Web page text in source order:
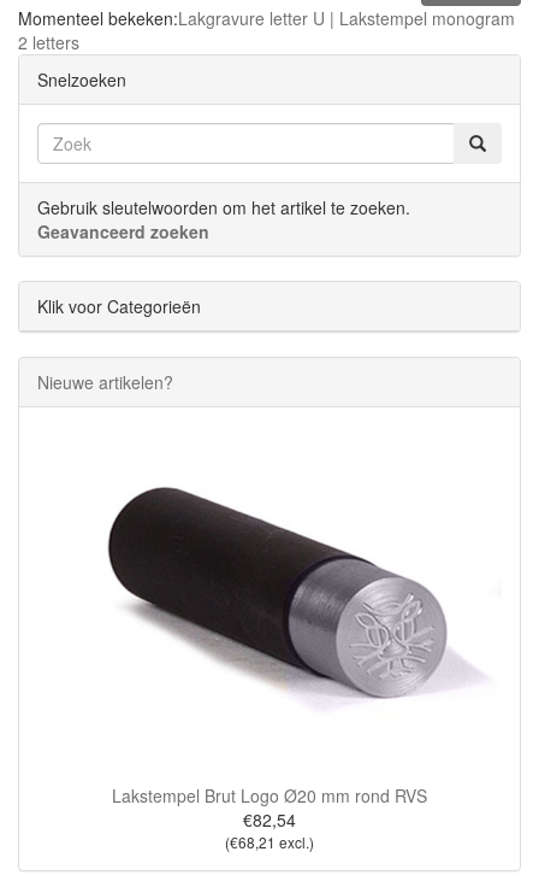
Momenteel bekeken:Lakgravure letter U | Lakstempel monogram
2 letters
Snelzoeken
Gebruik sleutelwoorden om het artikel te zoeken.
Geavanceerd zoeken
Klik voor Categorieën
Nieuwe artikelen?
Lakstempel Brut Logo Ø20 mm rond RVS
€82,54
(€68,21 excl.)